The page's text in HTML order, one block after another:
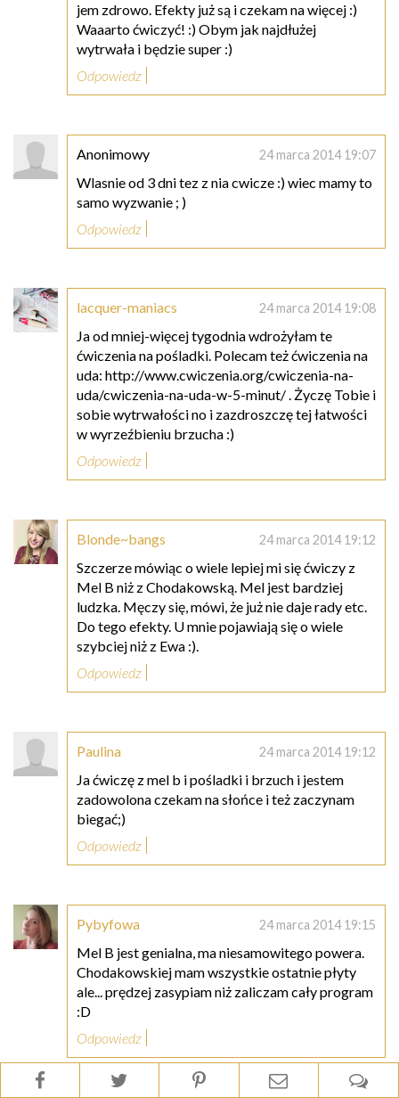
jem zdrowo. Efekty już są i czekam na więcej :)
Waaarto ćwiczyć! :) Obym jak najdłużej
wytrwała i będzie super :)
Odpowiedz
Anonimowy 24 marca 2014 19:07
Wlasnie od 3 dni tez z nia cwicze :) wiec mamy to
samo wyzwanie ; )
Odpowiedz
lacquer-maniacs 24 marca 2014 19:08
Ja od mniej-więcej tygodnia wdrożyłam te
ćwiczenia na pośladki. Polecam też ćwiczenia na
uda: http://www.cwiczenia.org/cwiczenia-na-
uda/cwiczenia-na-uda-w-5-minut/ . Życzę Tobie i
sobie wytrwałości no i zazdroszczę tej łatwości
w wyrzeźbieniu brzucha :)
Odpowiedz
Blonde~bangs 24 marca 2014 19:12
Szczerze mówiąc o wiele lepiej mi się ćwiczy z
Mel B niż z Chodakowską. Mel jest bardziej
ludzka. Męczy się, mówi, że już nie daje rady etc.
Do tego efekty. U mnie pojawiają się o wiele
szybciej niż z Ewa :).
Odpowiedz
Paulina 24 marca 2014 19:12
Ja ćwiczę z mel b i pośladki i brzuch i jestem
zadowolona czekam na słońce i też zaczynam
biegać;)
Odpowiedz
Pybyfowa 24 marca 2014 19:15
Mel B jest genialna, ma niesamowitego powera.
Chodakowskiej mam wszystkie ostatnie płyty
ale... prędzej zasypiam niż zaliczam cały program
:D
Odpowiedz